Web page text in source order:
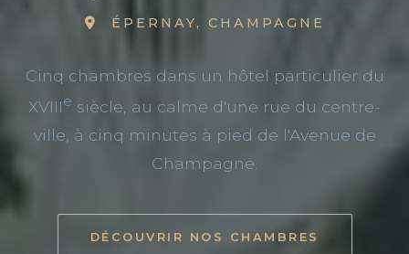
ÉPERNAY, CHAMPAGNE
Cinq chambres dans un hôtel particulier du
XVIIIe siècle, au calme d'une rue du centre-
ville, à cinq minutes à pied de l'Avenue de
Champagne.
DÉCOUVRIR NOS CHAMBRES